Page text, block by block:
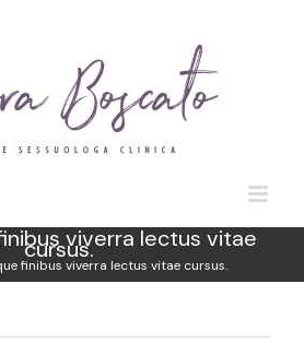
viverra lectus vitae
cursus.
finibus viverra lectus vitae cursus.